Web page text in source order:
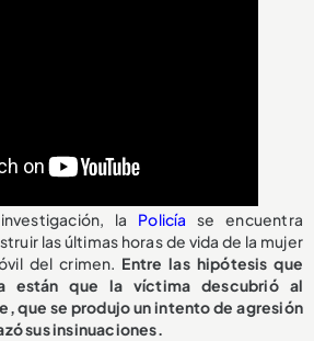
la Policía se encuentra
las últimas horas de vida de la mujer
del crimen. Entre las hipótesis que
están que la víctima descubrió al
que se produjo un intento de agresión
sus insinuaciones.